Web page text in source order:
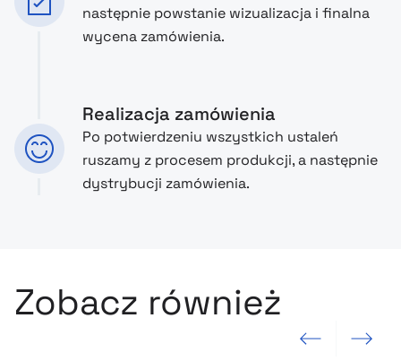
następnie powstanie wizualizacja i finalna
wycena zamówienia.
Realizacja zamówienia
Po potwierdzeniu wszystkich ustaleń
ruszamy z procesem produkcji, a następnie
dystrybucji zamówienia.
Zobacz również
Poprzedni slajd Następny